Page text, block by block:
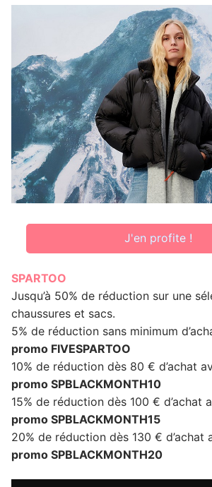
J'en profite !
SPARTOO
Jusqu’à 50% de réduction sur une
chaussures et sacs.
5% de réduction sans minimum
promo FIVESPARTOO
10% de réduction dès 80 € d’achat
promo SPBLACKMONTH10
15% de réduction dès 100 € d’achat
promo SPBLACKMONTH15
20% de réduction dès 130 € d’achat
promo SPBLACKMONTH20